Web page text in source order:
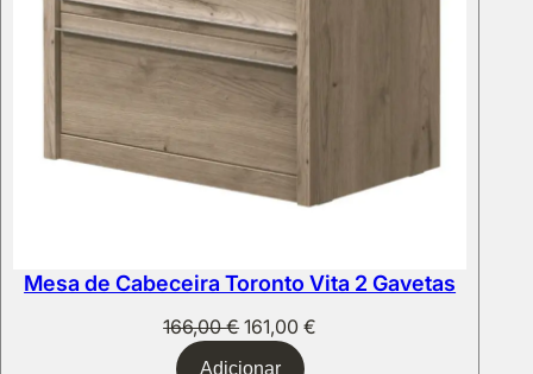
Mesa de Cabeceira Toronto Vita 2 Gavetas
166,00€ O
preço
161,00€
Adicionar